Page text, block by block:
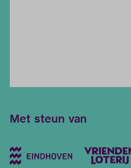
Met steun van